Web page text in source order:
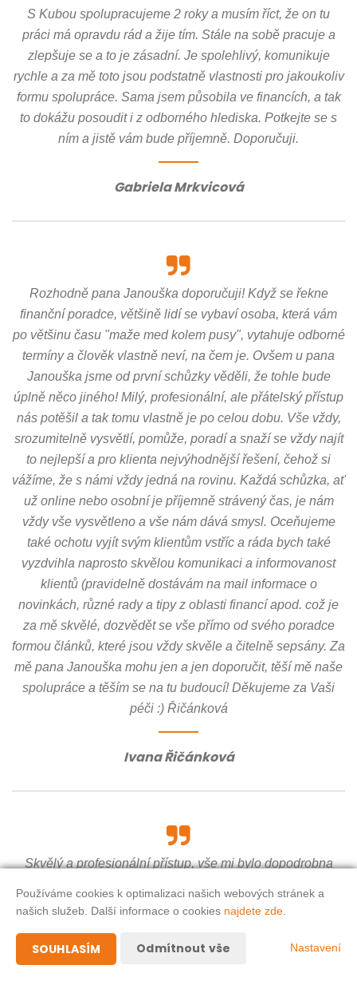
S Kubou spolupracujeme 2 roky a musím říct, že on tu
práci má opravdu rád a žije tím. Stále na sobě pracuje a
zlepšuje se a to je zásadní. Je spolehlivý, komunikuje
rychle a za mě toto jsou podstatně vlastnosti pro jakoukoliv
formu spolupráce. Sama jsem působila ve financích, a tak
to dokážu posoudit i z odborného hlediska. Potkejte se s
ním a jistě vám bude příjemně. Doporučuji.
Gabriela Mrkvicová
Rozhodně pana Janouška doporučuji! Když se řekne
finanční poradce, většině lidí se vybaví osoba, která vám
po většinu času "maže med kolem pusy", vytahuje odborné
termíny a člověk vlastně neví, na čem je. Ovšem u pana
Janouška jsme od první schůzky věděli, že tohle bude
úplně něco jiného! Milý, profesionální, ale přátelský přístup
nás potěšil a tak tomu vlastně je po celou dobu. Vše vždy,
srozumitelně vysvětlí, pomůže, poradí a snaží se vždy najít
to nejlepší a pro klienta nejvýhodnější řešení, čehož si
vážíme, že s námi vždy jedná na rovinu. Každá schůzka, ať
už online nebo osobní je příjemně strávený čas, je nám
vždy vše vysvětleno a vše nám dává smysl. Oceňujeme
také ochotu vyjít svým klientům vstříc a ráda bych také
vyzdvihla naprosto skvělou komunikaci a informovanost
klientů (pravidelně dostávám na mail informace o
novinkách, různé rady a tipy z oblasti financí apod. což je
za mě skvělé, dozvědět se vše přímo od svého poradce
formou článků, které jsou vždy skvěle a čitelně sepsány. Za
mě pana Janouška mohu jen a jen doporučit, těší mě naše
spolupráce a těším se na tu budoucí! Děkujeme za Vaši
péči :) Řičánková
Ivana Řičánková
Skvělý a profesionální přístup, vše mi bylo dopodrobna
jsem Jakuba Janouška poznal. Jakub se nestará jen o
neuvěřitelně lidský přístup a pomoc. Vše je přehledné, a co
nechápu, nám kdykoli poradí. Určitě budu doporučovat
Používáme cookies k optimalizaci našich webových stránek a
našich služeb. Další informace o cookies najdete zde
SOUHLASÍM Odmítnout vše Nastavení